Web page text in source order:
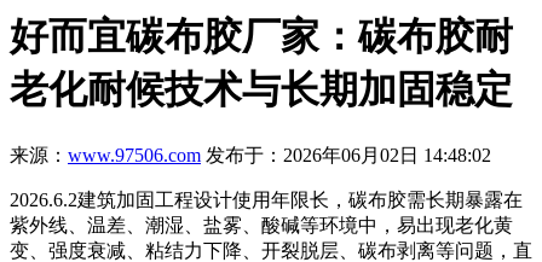
好而宜碳布胶厂家：碳布胶耐
老化耐候技术与长期加固稳定
来源： www.97506.com 发布于：2026年06月02日 14:48:02
2026.6.2建筑加固工程设计使用年限长，碳布胶需长期暴露在
紫外线、温差、潮湿、盐雾、酸碱等环境中，易出现老化黄
变、强度衰减、粘结力下降、开裂脱层、碳布剥离等问题，直